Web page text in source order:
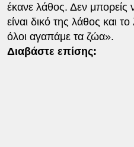
έκανε λάθος. Δεν
είναι δικό της λάθος και
όλοι αγαπάμε τα ζώα».
Διαβάστε επίσης: